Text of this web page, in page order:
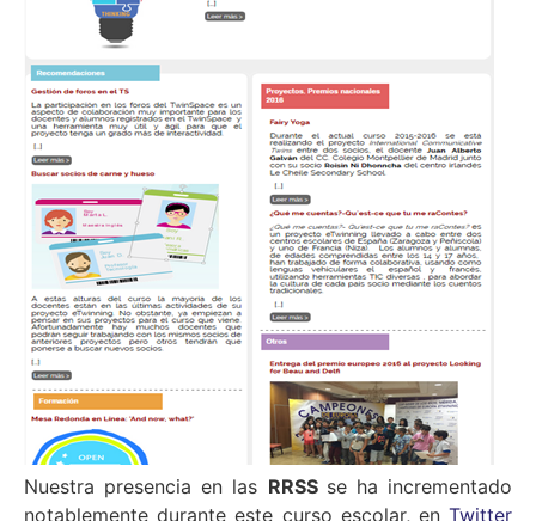
Nuestra presencia en las RRSS se ha incrementado
notablemente durante este curso escolar, en Twitter